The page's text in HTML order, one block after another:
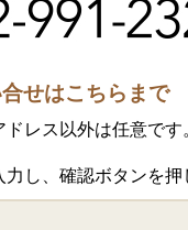
せはこちらまで
レス以外は任意です
し、確認ボタンを押